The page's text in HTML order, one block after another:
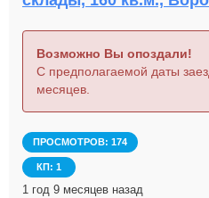
Возможно Вы опоздали!
С предполагаемой даты
месяцев.
ПРОСМОТРОВ: 174
КП: 1
1 год 9 месяцев назад